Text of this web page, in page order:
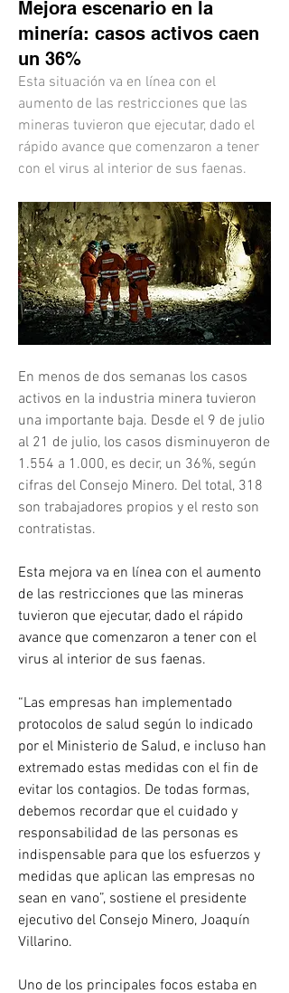
Mejora escenario en la
minería: casos activos caen
un 36%
Esta situación va en línea con el
aumento de las restricciones que las
mineras tuvieron que ejecutar, dado el
rápido avance que comenzaron a tener
con el virus al interior de sus faenas.
En menos de dos semanas los casos
activos en la industria minera tuvieron
una importante baja. Desde el 9 de julio
al 21 de julio, los casos disminuyeron de
1.554 a 1.000, es decir, un 36%, según
cifras del Consejo Minero. Del total, 318
son trabajadores propios y el resto son
contratistas.
Esta mejora va en línea con el aumento
de las restricciones que las mineras
tuvieron que ejecutar, dado el rápido
avance que comenzaron a tener con el
virus al interior de sus faenas.
“Las empresas han implementado
protocolos de salud según lo indicado
por el Ministerio de Salud, e incluso han
extremado estas medidas con el fin de
evitar los contagios. De todas formas,
debemos recordar que el cuidado y
responsabilidad de las personas es
indispensable para que los esfuerzos y
medidas que aplican las empresas no
sean en vano”, sostiene el presidente
ejecutivo del Consejo Minero, Joaquín
Villarino.
Uno de los principales focos estaba en